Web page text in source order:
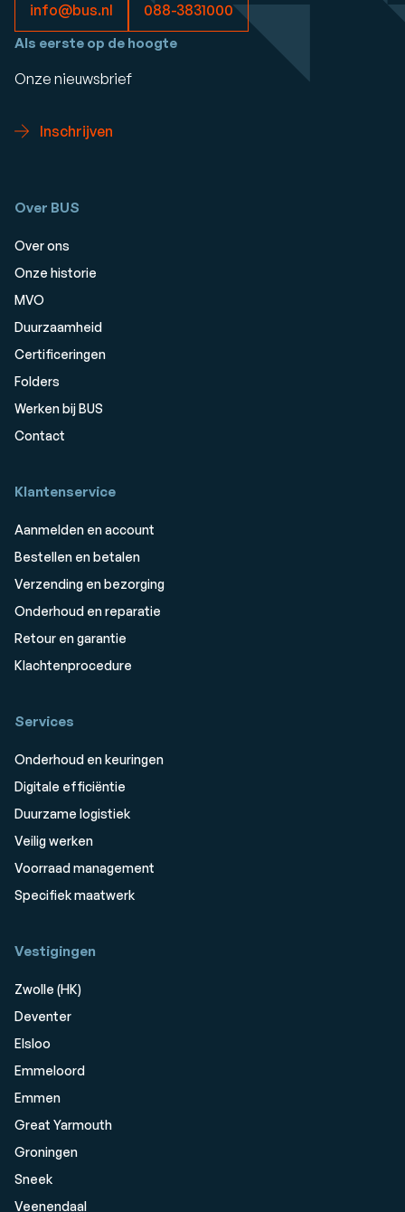
info@bus.nl 088-3831000
Als eerste op de hoogte
Onze nieuwsbrief
Inschrijven
Over BUS
Over ons
Onze historie
MVO
Duurzaamheid
Certificeringen
Folders
Werken bij BUS
Contact
Klantenservice
Aanmelden en account
Bestellen en betalen
Verzending en bezorging
Onderhoud en reparatie
Retour en garantie
Klachtenprocedure
Services
Onderhoud en keuringen
Digitale efficiëntie
Duurzame logistiek
Veilig werken
Voorraad management
Specifiek maatwerk
Vestigingen
Zwolle (HK)
Deventer
Elsloo
Emmeloord
Emmen
Great Yarmouth
Groningen
Sneek
Veenendaal